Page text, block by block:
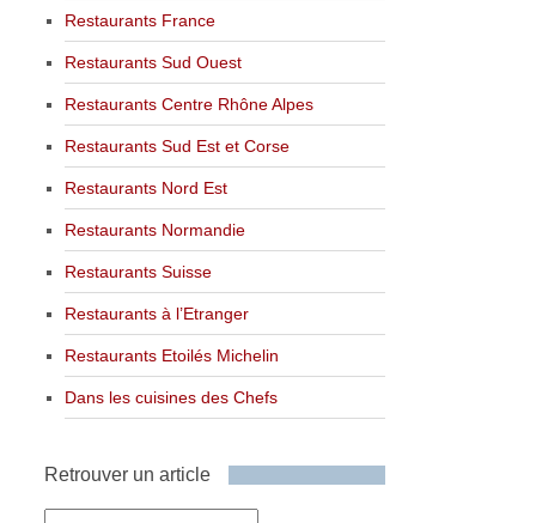
Restaurants France
Restaurants Sud Ouest
Restaurants Centre Rhône Alpes
Restaurants Sud Est et Corse
Restaurants Nord Est
Restaurants Normandie
Restaurants Suisse
Restaurants à l’Etranger
Restaurants Etoilés Michelin
Dans les cuisines des Chefs
Retrouver un article